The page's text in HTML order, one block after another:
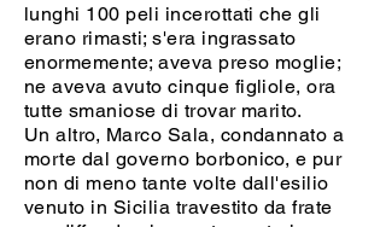
lunghi 100 peli incerottati che gli
erano rimasti; s'era ingrassato
enormemente; aveva preso moglie;
ne aveva avuto cinque figliole, ora
tutte smaniose di trovar marito.
Un altro, Marco Sala, condannato a
morte dal governo borbonico, e pur
non di meno tante volte dall'esilio
venuto in Sicilia travestito da frate